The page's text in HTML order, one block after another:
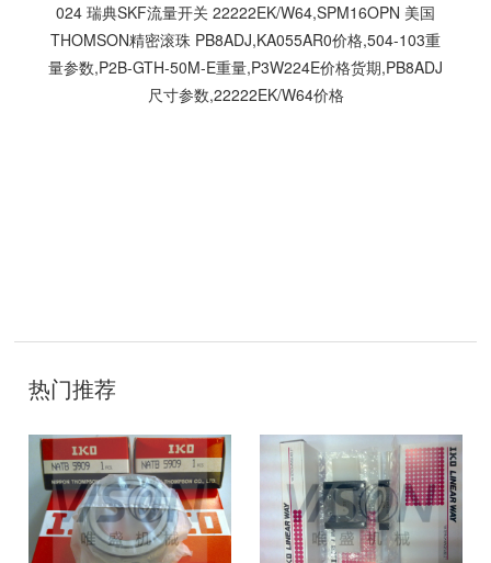
024 瑞典SKF流量开关 22222EK/W64,SPM16OPN 美国
THOMSON精密滚珠 PB8ADJ,KA055AR0价格,504-103重
量参数,P2B-GTH-50M-E重量,P3W224E价格货期,PB8ADJ
尺寸参数,22222EK/W64价格
技
开
发
络
热门推荐